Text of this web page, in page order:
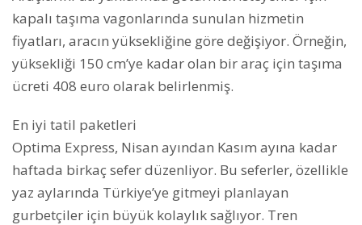
kapalı taşıma vagonlarında sunulan hizmetin
fiyatları, aracın yüksekliğine göre değişiyor. Örneğin,
yüksekliği 150 cm’ye kadar olan bir araç için taşıma
ücreti 408 euro olarak belirlenmiş.
En iyi tatil paketleri
Optima Express, Nisan ayından Kasım ayına kadar
haftada birkaç sefer düzenliyor. Bu seferler, özellikle
yaz aylarında Türkiye’ye gitmeyi planlayan
gurbetçiler için büyük kolaylık sağlıyor. Tren